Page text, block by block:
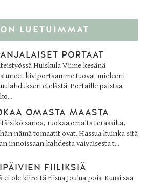
LUETUIMMAT
PORTAAT
Huiskula Viime kesänä
kiviportaamme tuovat mieleeni
etelästä. Portaille paistaa
OMASTA MAASTA
sanoa, ruokaa omalta terassilta,
nämä tomaatit ovat. Hassua kuinka sitä
innoissaan kahdesta vaivaisesta t...
FIILIKSIÄ
ei ole kiirettä riisua Joulua pois. Kuusi saa